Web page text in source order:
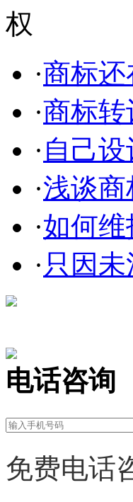
·商标
·商标
· 自己
·浅谈
·如何
· 只因
电话咨询
免费电话